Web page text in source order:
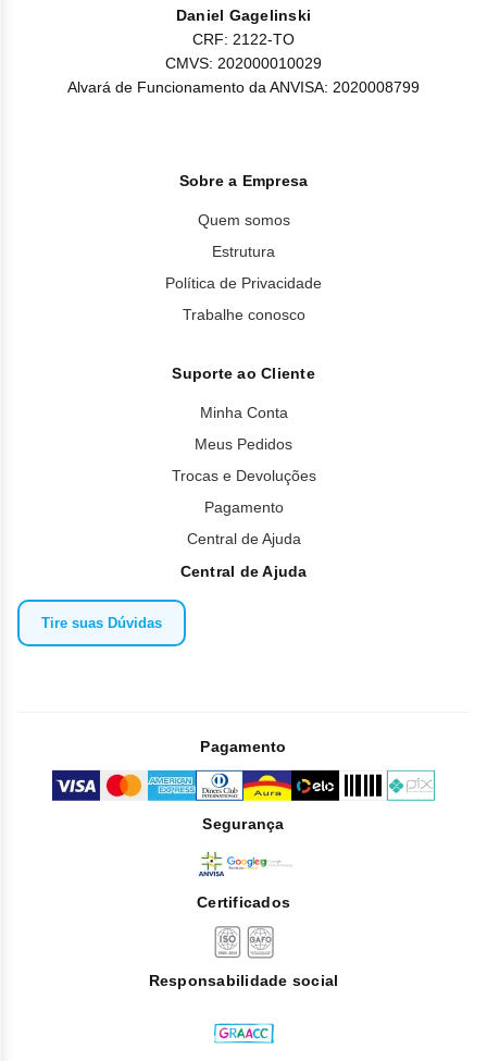
Daniel Gagelinski
CRF: 2122-TO
CMVS: 202000010029
Alvará de Funcionamento da ANVISA: 2020008799
Sobre a Empresa
Quem somos
Estrutura
Política de Privacidade
Trabalhe conosco
Suporte ao Cliente
Minha Conta
Meus Pedidos
Trocas e Devoluções
Pagamento
Central de Ajuda
Central de Ajuda
Tire suas Dúvidas
Pagamento
Segurança
Certificados
Responsabilidade social